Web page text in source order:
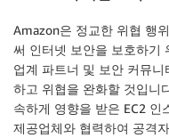
Amazon은 정교한 위협 행
써 인터넷 보안을 보호하기
업계 파트너 및 보안 커뮤
하고 위협을 완화할 것입니
속하게 영향을 받은 EC2
제공업체와 협력하여 공격